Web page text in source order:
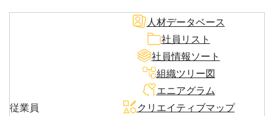
従業員
人材データベース
社員リスト
社員情報ソート
組織ツリー図
エニアグラム
クリエイティブマップ